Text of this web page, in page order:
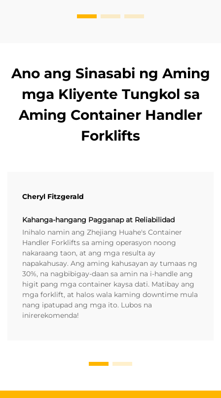
ang potensyal ng ...
Ano ang Sinasabi ng Aming
mga Kliyente Tungkol sa
Aming Container Handler
Forklifts
Cheryl Fitzgerald
Kahanga-hangang Pagganap at Reliabilidad
Inihalo namin ang Zhejiang Huahe's Container
Handler Forklifts sa aming operasyon noong
nakaraang taon, at ang mga resulta ay
napakahusay. Ang aming kahusayan ay tumaas ng
30%, na nagbibigay-daan sa amin na i-handle ang
higit pang mga container kaysa dati. Matibay ang
mga forklift, at halos wala kaming downtime mula
nang ipatupad ang mga ito. Lubos na
inirerekomenda!